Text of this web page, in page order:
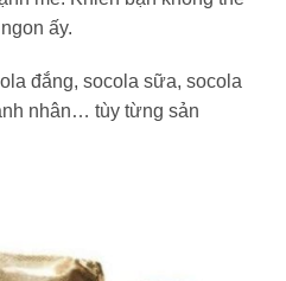
ấy.
đắng, socola sữa, socola
nhân… tùy từng sản